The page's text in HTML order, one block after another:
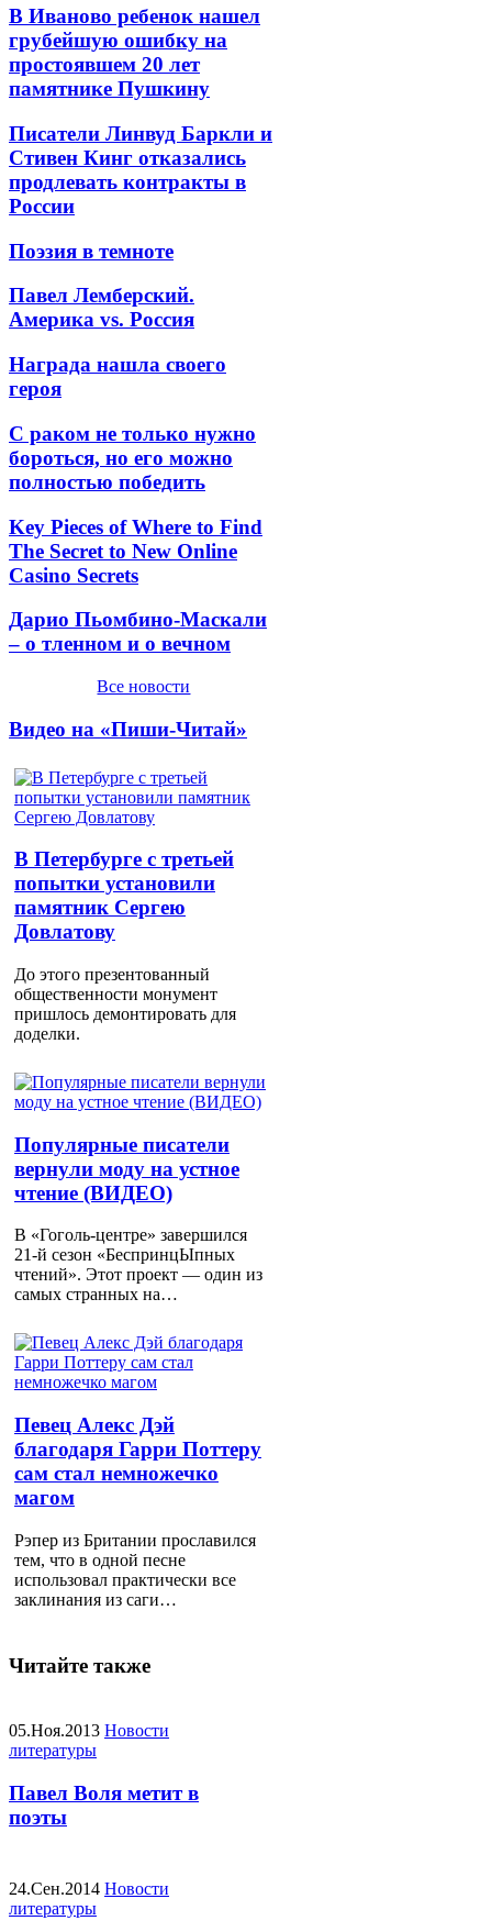
В Иваново ребенок нашел
грубейшую ошибку на
простоявшем 20 лет
памятнике Пушкину
Писатели Линвуд Баркли и
Стивен Кинг отказались
продлевать контракты в
России
Поэзия в темноте
Павел Лемберский.
Америка vs. Россия
Награда нашла своего
героя
С раком не только нужно
бороться, но его можно
полностью победить
Key Pieces of Where to Find
The Secret to New Online
Casino Secrets
Дарио Пьомбино-Маскали
– о тленном и о вечном
Все новости
Видео на «Пиши-Читай»
В Петербурге с третьей
попытки установили
памятник Сергею
Довлатову
До этого презентованный
общественности монумент
пришлось демонтировать для
доделки.
Популярные писатели
вернули моду на устное
чтение (ВИДЕО)
В «Гоголь-центре» завершился
21-й сезон «БеспринцЫпных
чтений». Этот проект — один из
самых странных на…
Певец Алекс Дэй
благодаря Гарри Поттеру
сам стал немножечко
магом
Рэпер из Британии прославился
тем, что в одной песне
использовал практически все
заклинания из саги…
Читайте также
05.Ноя.2013 Новости
литературы
Павел Воля метит в
поэты
24.Сен.2014 Новости
литературы